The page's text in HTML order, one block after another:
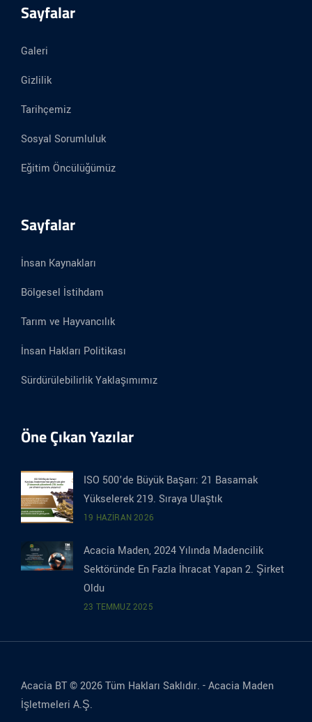
Sayfalar
Galeri
Gizlilik
Tarihçemiz
Sosyal Sorumluluk
Eğitim Öncülüğümüz
Sayfalar
İnsan Kaynakları
Bölgesel İstihdam
Tarım ve Hayvancılık
İnsan Hakları Politikası
Sürdürülebilirlik Yaklaşımımız
Öne Çıkan Yazılar
ISO 500’de Büyük Başarı: 21 Basamak
Yükselerek 219. Sıraya Ulaştık
19 HAZIRAN 2026
Acacia Maden, 2024 Yılında Madencilik
Sektöründe En Fazla İhracat Yapan 2. Şirket
Oldu
23 TEMMUZ 2025
Acacia BT © 2026 Tüm Hakları Saklıdır. -Acacia Maden
İşletmeleri A.Ş.